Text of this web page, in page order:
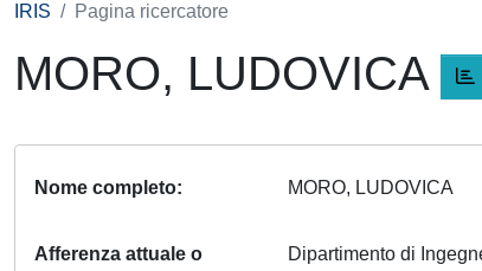
IRIS Pagina ricercatore
MORO, LUDOVICA
Nome completo MORO, LUDOVICA
Afferenza attuale o
Dipartimento di